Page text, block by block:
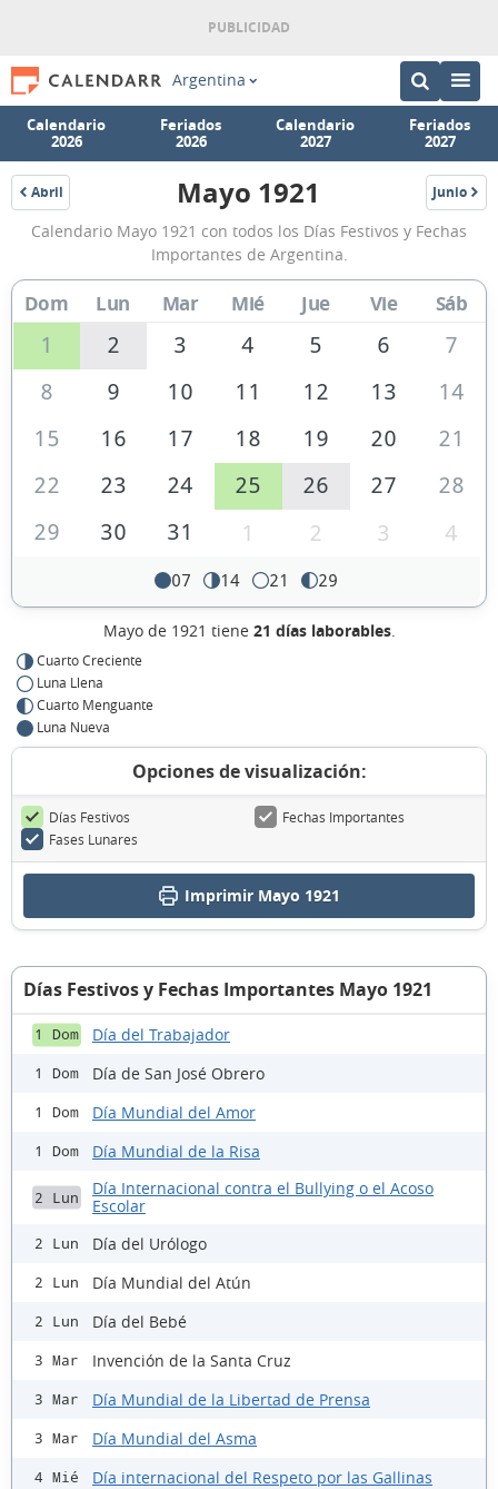
Argentina
Calendario
2026
Feriados
2026
Calendario
2027
Feriados
2027
Abril
1921
Calendario
Mayo
1921
de
Argentina
Mayo 1921 Junio
1921
Calendario Mayo 1921 con todos los Días Festivos y Fechas
Importantes de Argentina.
Dom Lun Mar Mié Jue Vie Sáb
1 2 3 4 5 6
7
8
9 10 11 12 13
14
15
16 17 18 19 20
21
22
23 24 25 26 27
28
29
30 31 1 2 3 4
07 14 21 29
Mayo de 1921 tiene 21 días laborables.
Cuarto Creciente
Luna Llena
Cuarto Menguante
Luna Nueva
Opciones de visualización:
Días Festivos
Fechas Importantes
Fases Lunares
Imprimir Mayo 1921
Días Festivos y Fechas Importantes Mayo 1921
1 Dom Día del Trabajador
1 Dom Día de San José Obrero
1 Dom Día Mundial del Amor
1 Dom Día Mundial de la Risa
2 Lun
Día Internacional contra el Bullying o el Acoso
Escolar
2 Lun Día del Urólogo
2 Lun Día Mundial del Atún
2 Lun Día del Bebé
3 Mar Invención de la Santa Cruz
3 Mar Día Mundial de la Libertad de Prensa
3 Mar Día Mundial del Asma
4 Mié Día internacional del Respeto por las Gallinas